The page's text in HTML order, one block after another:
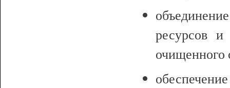
ресурсов и
очищенного